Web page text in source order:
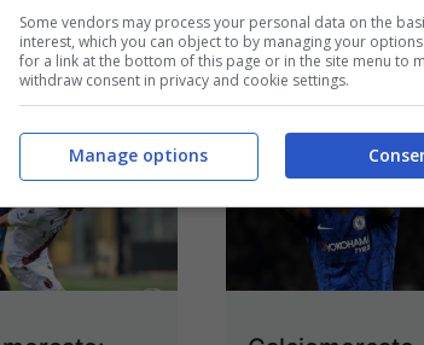
11/08/2021
Some vendors may process your personal data on the
interest, which you can object to by managing your
for a link at the bottom of this page or in the site menu to
withdraw consent in privacy and cookie settings.
Manage options